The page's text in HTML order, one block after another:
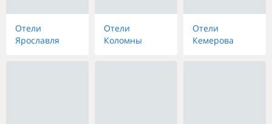
Отели
Ярославля
Отели
Коломны
Отели
Кемерова